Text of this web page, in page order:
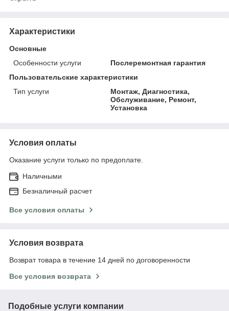
Характеристики
Основные
Особенности услуги
Послеремонтная гарантия
Пользовательские характеристики
Тип услуги
Монтаж, Диагностика,
Обслуживание, Ремонт,
Установка
Условия оплаты
Оказание услуги только по предоплате.
Наличными
Безналичный расчет
Все условия оплаты
Условия возврата
Возврат товара в течение 14 дней по договоренности
Все условия возврата
Подобные услуги компании